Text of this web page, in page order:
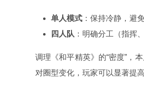
单人模式 ：保持冷静，避
四人队 ：明确分工（指挥
调理《和平精英》的“密度”，
对圈型变化，玩家可以显著提